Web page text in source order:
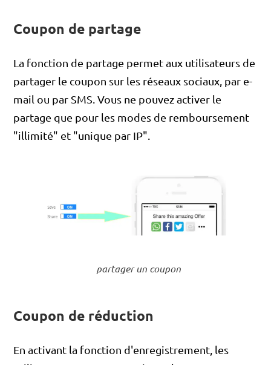
Coupon de partage
La fonction de partage permet aux utilisateurs de
partager le coupon sur les réseaux sociaux, par e-
mail ou par SMS. Vous ne pouvez activer le
partage que pour les modes de remboursement
"illimité" et "unique par IP".
partager un coupon
Coupon de réduction
En activant la fonction d'enregistrement, les